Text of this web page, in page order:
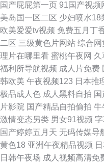
国产屁屁第一页 91国产视频
美岛国一区二区 少妇喷水18
欧美爱爱tv视频 免费五月丁
二区 三级黄色片网站 综合网
理片在哪里看 蜜桃午夜网 久
福利所导航视频 成人片免费
韩欧美 午夜视频123 日本推
极品成人色 成人黑料自拍
片影院 国产精品自拍偷拍 牛
激情变态另类 男女91视频
国产婷婷五月天 无码传媒导
黄色18 亚洲午夜精品视频
日韩午夜场 成人视频高清免